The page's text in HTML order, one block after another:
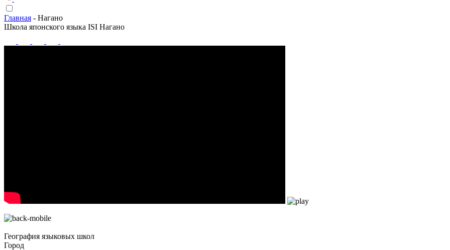
Главная - Нагано
Школа японского языка ISI Нагано
География языковых школ
Город